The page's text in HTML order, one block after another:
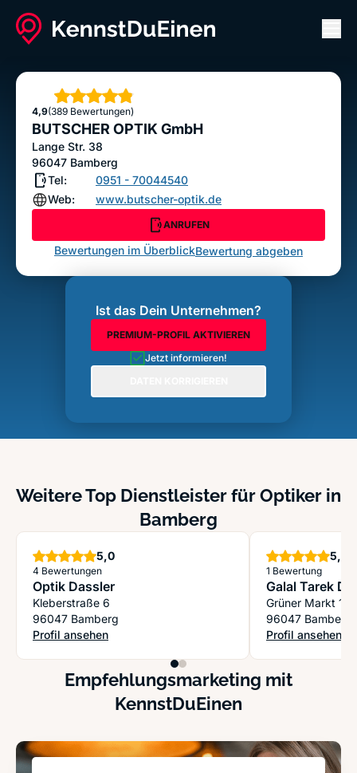
BUTSCHER OPTIK GmbH
Bewertung abgeben
4,9
Sterne(389 Bewertungen)
BUTSCHER OPTIK GmbH
Lange Str. 38
96047 Bamberg
Tel:
0951 - 70044540
Web:
www.butscher-optik.de
ANRUFEN
Bewertungen im ÜberblickBewertung abgeben
Ist das Dein Unternehmen?
PREMIUM-PROFIL AKTIVIEREN
Jetzt informieren!
Weitere Top Dienstleister für Optiker in
Bamberg
5,0Sterne
4 Bewertungen
Optik Dassler
Kleberstraße 6
96047 Bamberg
Profil ansehen
: Optik Dassler
5,0
1 Bewertung
Galal Tarek
Grüner Markt 1
96047 Bamberg
Profil ansehen
: Galal Tarek Dr.
Empfehlungsmarketing mit
KennstDuEinen